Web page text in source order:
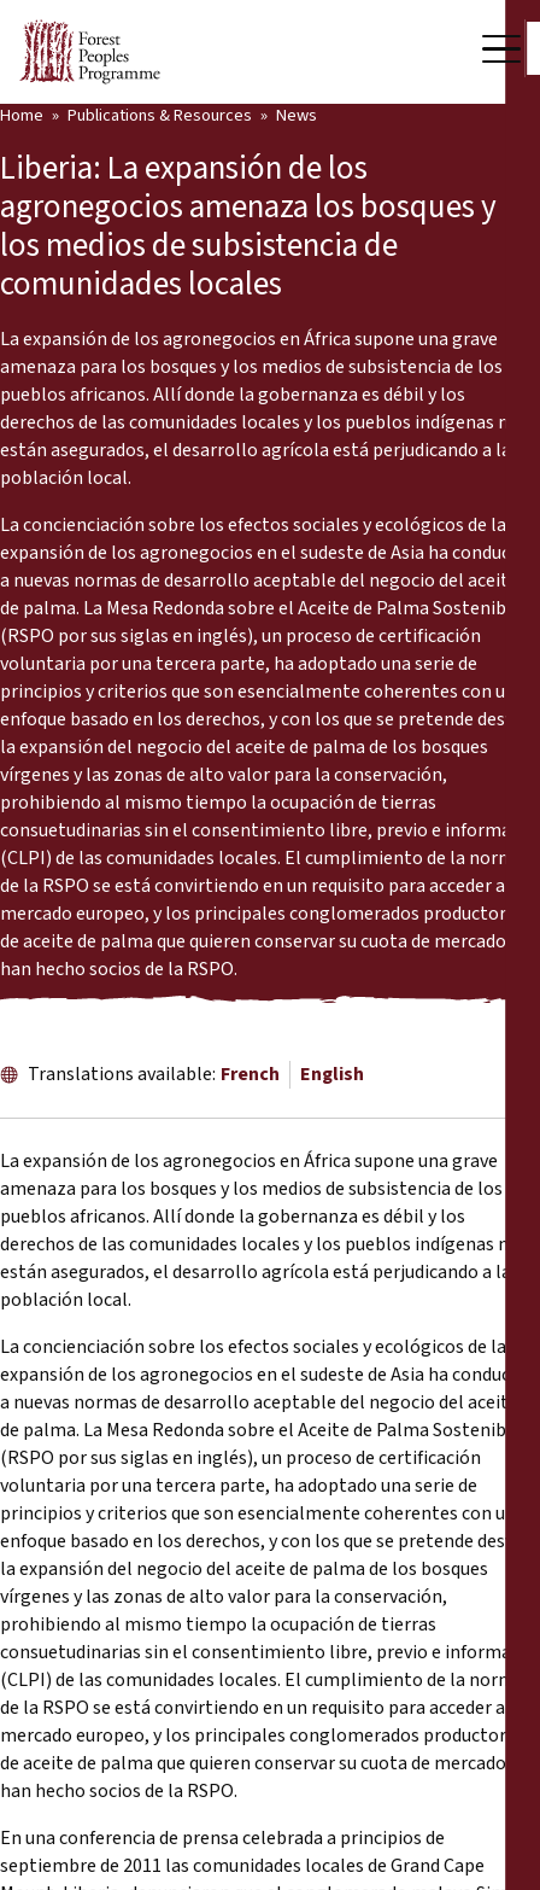
Who we are
Press Room
Support Us
Our Work
Community Voices
Partners & Countries
Latest News
Publications & Resources
Publications & Resources
News
Reports
Press Releases
Training Materials
Briefing Papers
Legal Submissions
Declarations
Annual Reports
Home Publications & Resources News
Liberia: La expansión de los
agronegocios amenaza los bosques y
los medios de subsistencia de
comunidades locales
La expansión de los agronegocios en África supone una grave
amenaza para los bosques y los medios de subsistencia de los
pueblos africanos. Allí donde la gobernanza es débil y los
derechos de las comunidades locales y los pueblos indígenas no
están asegurados, el desarrollo agrícola está perjudicando a la
población local.
La concienciación sobre los efectos sociales y ecológicos de la
expansión de los agronegocios en el sudeste de Asia ha conducido
a nuevas normas de desarrollo aceptable del negocio del aceite
de palma. La Mesa Redonda sobre el Aceite de Palma Sostenible
(RSPO por sus siglas en inglés), un proceso de certificación
voluntaria por una tercera parte, ha adoptado una serie de
principios y criterios que son esencialmente coherentes con un
enfoque basado en los derechos, y con los que se pretende desviar
la expansión del negocio del aceite de palma de los bosques
vírgenes y las zonas de alto valor para la conservación,
prohibiendo al mismo tiempo la ocupación de tierras
consuetudinarias sin el consentimiento libre, previo e informado
(CLPI) de las comunidades locales. El cumplimiento de la norma
de la RSPO se está convirtiendo en un requisito para acceder al
mercado europeo, y los principales conglomerados productores
de aceite de palma que quieren conservar su cuota de mercado se
han hecho socios de la RSPO.
Translations available: French English
La expansión de los agronegocios en África supone una grave
amenaza para los bosques y los medios de subsistencia de los
pueblos africanos. Allí donde la gobernanza es débil y los
derechos de las comunidades locales y los pueblos indígenas no
están asegurados, el desarrollo agrícola está perjudicando a la
población local.
La concienciación sobre los efectos sociales y ecológicos de la
expansión de los agronegocios en el sudeste de Asia ha conducido
a nuevas normas de desarrollo aceptable del negocio del aceite
de palma. La Mesa Redonda sobre el Aceite de Palma Sostenible
(RSPO por sus siglas en inglés), un proceso de certificación
voluntaria por una tercera parte, ha adoptado una serie de
principios y criterios que son esencialmente coherentes con un
enfoque basado en los derechos, y con los que se pretende desviar
la expansión del negocio del aceite de palma de los bosques
vírgenes y las zonas de alto valor para la conservación,
prohibiendo al mismo tiempo la ocupación de tierras
consuetudinarias sin el consentimiento libre, previo e informado
(CLPI) de las comunidades locales. El cumplimiento de la norma
de la RSPO se está convirtiendo en un requisito para acceder al
mercado europeo, y los principales conglomerados productores
de aceite de palma que quieren conservar su cuota de mercado se
han hecho socios de la RSPO.
En una conferencia de prensa celebrada a principios de
septiembre de 2011 las comunidades locales de Grand Cape